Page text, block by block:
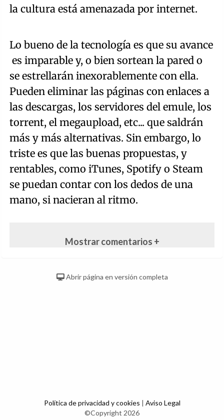
la cultura está amenazada por internet.
Lo bueno de la tecnología es que su avance
es imparable y, o bien sortean la pared o
se estrellarán inexorablemente con ella.
Pueden eliminar las páginas con enlaces a
las descargas, los servidores del emule, los
torrent, el megaupload, etc... que saldrán
más y más alternativas. Sin embargo, lo
triste es que las buenas propuestas, y
rentables, como iTunes, Spotify o Steam
se puedan contar con los dedos de una
mano, si nacieran al ritmo.
Mostrar comentarios +
Abrir página en versión completa
Política de privacidad y cookies | Aviso Legal
©Copyright 2026